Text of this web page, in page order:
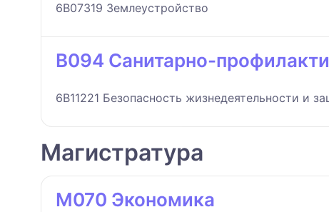
6B07319 Землеустройство
B094 Санитарно-
6B11221 Безопасность жизнедеятельности и
Магистратура
M070 Экономика